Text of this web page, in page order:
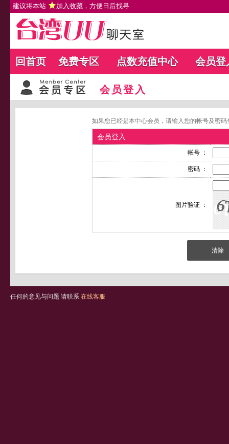
建议将本站 加入收藏 ，方便日后找寻
回首页 免费专区 点数充值中心 会员登
会员登入
如果您已经是本中心会员，请输入您的帐号及密
会员登入
帐号 ：
密码 ：
图片验证 ：
任何的意见与问题 请联系 在线客服